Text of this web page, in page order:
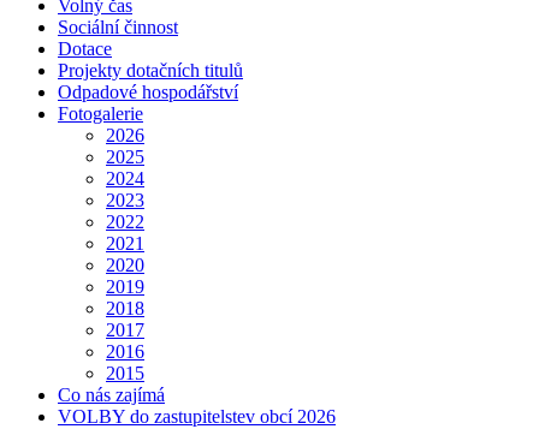
Volný čas
Sociální činnost
Dotace
Projekty dotačních titulů
Odpadové hospodářství
Fotogalerie
2026
2025
2024
2023
2022
2021
2020
2019
2018
2017
2016
2015
Co nás zajímá
VOLBY do zastupitelstev obcí 2026